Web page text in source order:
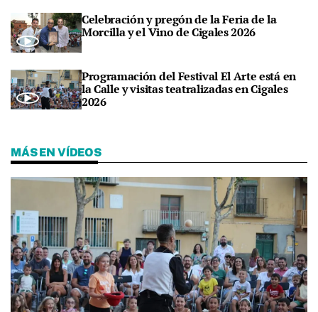
Celebración y pregón de la Feria de la
Morcilla y el Vino de Cigales 2026
Programación del Festival El Arte está en
la Calle y visitas teatralizadas en Cigales
2026
MÁS EN VÍDEOS